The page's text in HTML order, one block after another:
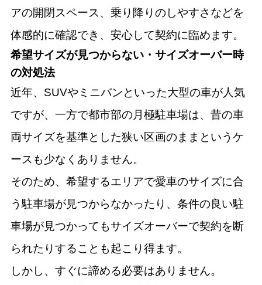
アの開閉スペース、乗り降りのしやすさなどを
体感的に確認でき、安心して契約に臨めます。
希望サイズが見つからない・サイズオーバー時
の対処法
近年、SUVやミニバンといった大型の車が人気
ですが、一方で都市部の月極駐車場は、昔の車
両サイズを基準とした狭い区画のままというケ
ースも少なくありません。
そのため、希望するエリアで愛車のサイズに合
う駐車場が見つからなかったり、条件の良い駐
車場が見つかってもサイズオーバーで契約を断
られたりすることも起こり得ます。
しかし、すぐに諦める必要はありません。